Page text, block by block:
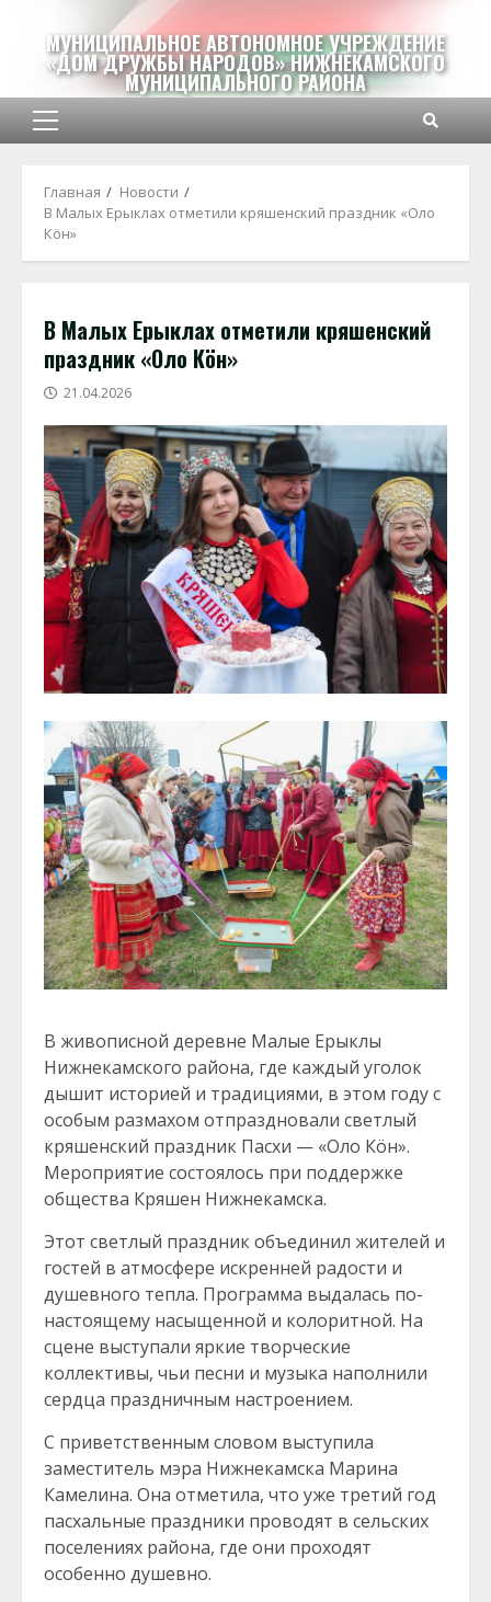
содержимому
МУНИЦИПАЛЬНОЕ АВТОНОМНОЕ УЧРЕЖДЕНИЕ
«ДОМ ДРУЖБЫ НАРОДОВ» НИЖНЕКАМСКОГО
МУНИЦИПАЛЬНОГО РАЙОНА
Основное
Главная
Новости
В Малых Ерыклах отметили кряшенский праздник «Оло
Кöн»
В Малых Ерыклах отметили кряшенский
праздник «Оло Кöн»
21.04.2026
В живописной деревне Малые Ерыклы
Нижнекамского района, где каждый уголок
дышит историей и традициями, в этом году с
особым размахом отпраздновали светлый
кряшенский праздник Пасхи — «Оло Кöн».
Мероприятие состоялось при поддержке
общества Кряшен Нижнекамска.
Этот светлый праздник объединил жителей и
гостей в атмосфере искренней радости и
душевного тепла. Программа выдалась по-
настоящему насыщенной и колоритной. На
сцене выступали яркие творческие
коллективы, чьи песни и музыка наполнили
сердца праздничным настроением.
С приветственным словом выступила
заместитель мэра Нижнекамска Марина
Камелина. Она отметила, что уже третий год
пасхальные праздники проводят в сельских
поселениях района, где они проходят
особенно душевно.